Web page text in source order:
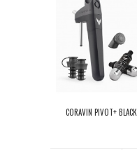
CORAVIN PIVOT+ BLACK